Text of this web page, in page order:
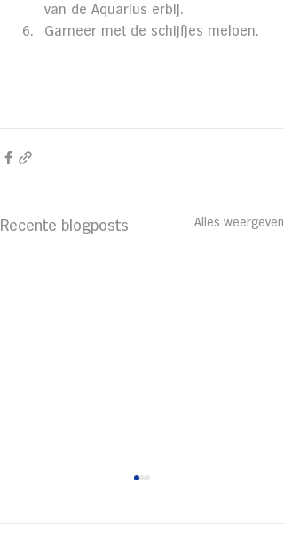
van de Aquarius erbij.
Garneer met de schijfjes meloen.
Recente blogposts Alles weergeven